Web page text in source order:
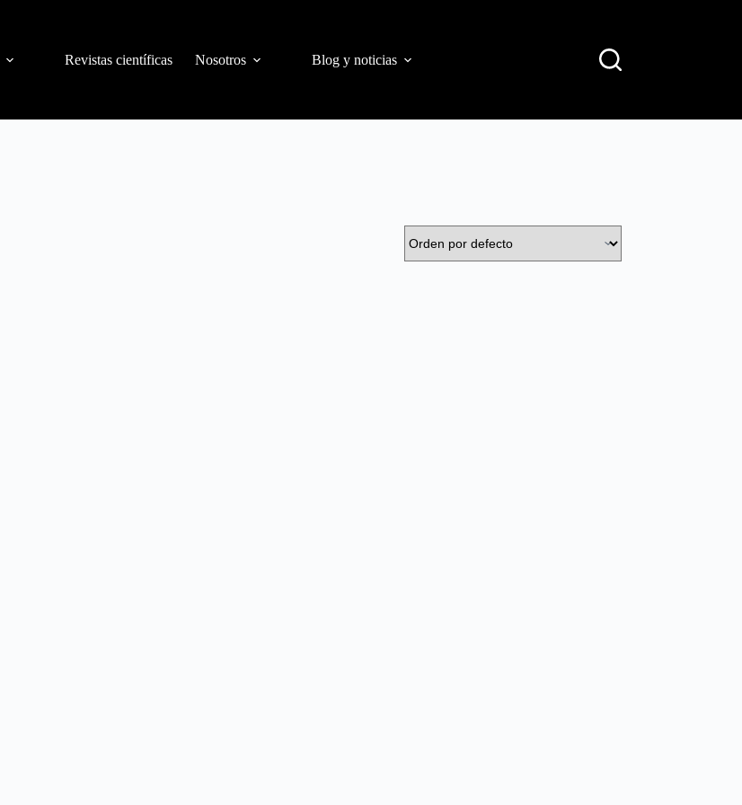
Revistas científicas Nosotros Blog y noticias